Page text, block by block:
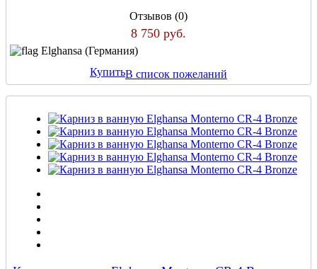
Отзывов (0)
8 750 руб.
Elghansa (Германия)
КупитьВ список пожеланий